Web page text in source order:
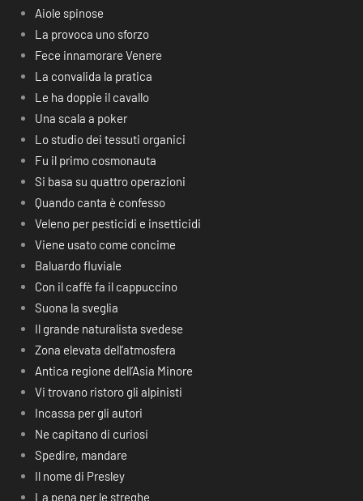
Aiole spinose
La provoca uno sforzo
Fece innamorare Venere
La convalida la pratica
Le ha doppie il cavallo
Una scala a poker
Lo studio dei tessuti organici
Fu il primo cosmonauta
Si basa su quattro operazioni
Quando canta è confesso
Veleno per pesticidi e insetticidi
Viene usato come concime
Baluardo fluviale
Con il caffè fa il cappuccino
Suona la sveglia
Il grande naturalista svedese
Zona elevata dell’atmosfera
Antica regione dell’Asia Minore
Vi trovano ristoro gli alpinisti
Incassa per gli autori
Ne capitano di curiosi
Spedire, mandare
Il nome di Presley
La pena per le streghe